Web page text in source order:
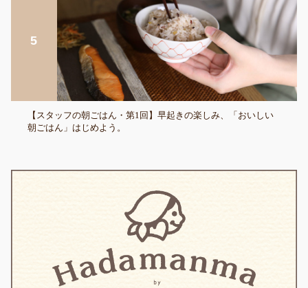
【スタッフの朝ごはん・第1回】早起きの楽しみ、「おいしい
朝ごはん」はじめよう。